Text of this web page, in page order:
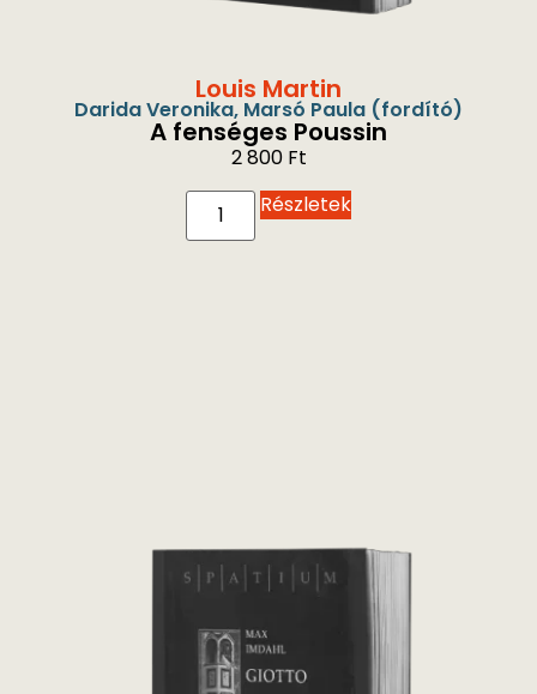
Louis Martin
Darida Veronika, Marsó Paula (fordító)
A fenséges Poussin
2 800 Ft
Részletek